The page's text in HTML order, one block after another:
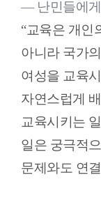
― 난민들에
“교육은 개인
아니라 국가
여성을 교육
자연스럽게
교육시키는
일은 궁극적
문제와도 연